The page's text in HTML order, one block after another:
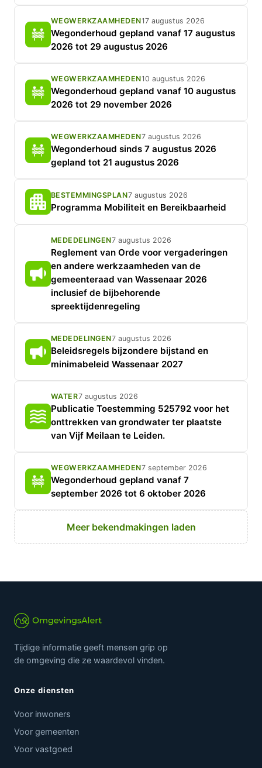
WEGWERKZAAMHEDEN17 augustus 2026
Wegonderhoud gepland vanaf 17 augustus
2026 tot 29 augustus 2026
WEGWERKZAAMHEDEN10 augustus 2026
Wegonderhoud gepland vanaf 10 augustus
2026 tot 29 november 2026
WEGWERKZAAMHEDEN7 augustus 2026
Wegonderhoud sinds 7 augustus 2026
gepland tot 21 augustus 2026
BESTEMMINGSPLAN7 augustus 2026
Programma Mobiliteit en Bereikbaarheid
MEDEDELINGEN7 augustus 2026
Reglement van Orde voor vergaderingen
en andere werkzaamheden van de
gemeenteraad van Wassenaar 2026
inclusief de bijbehorende
spreektijdenregeling
MEDEDELINGEN7 augustus 2026
Beleidsregels bijzondere bijstand en
minimabeleid Wassenaar 2027
WATER7 augustus 2026
Publicatie Toestemming 525792 voor het
onttrekken van grondwater ter plaatste
van Vijf Meilaan te Leiden.
WEGWERKZAAMHEDEN7 september 2026
Wegonderhoud gepland vanaf 7
september 2026 tot 6 oktober 2026
Meer bekendmakingen laden
Tijdige informatie geeft mensen grip op
de omgeving die ze waardevol vinden.
Onze diensten
Voor inwoners
Voor gemeenten
Voor vastgoed